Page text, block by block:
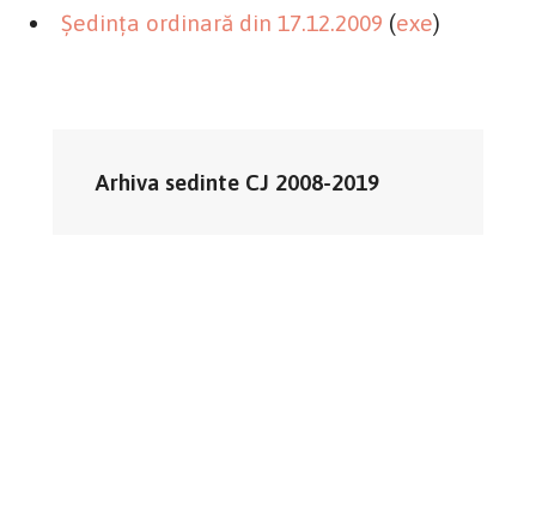
Şedinţa ordinară din 17.12.2009 (exe)
Arhiva sedinte CJ 2008-2019